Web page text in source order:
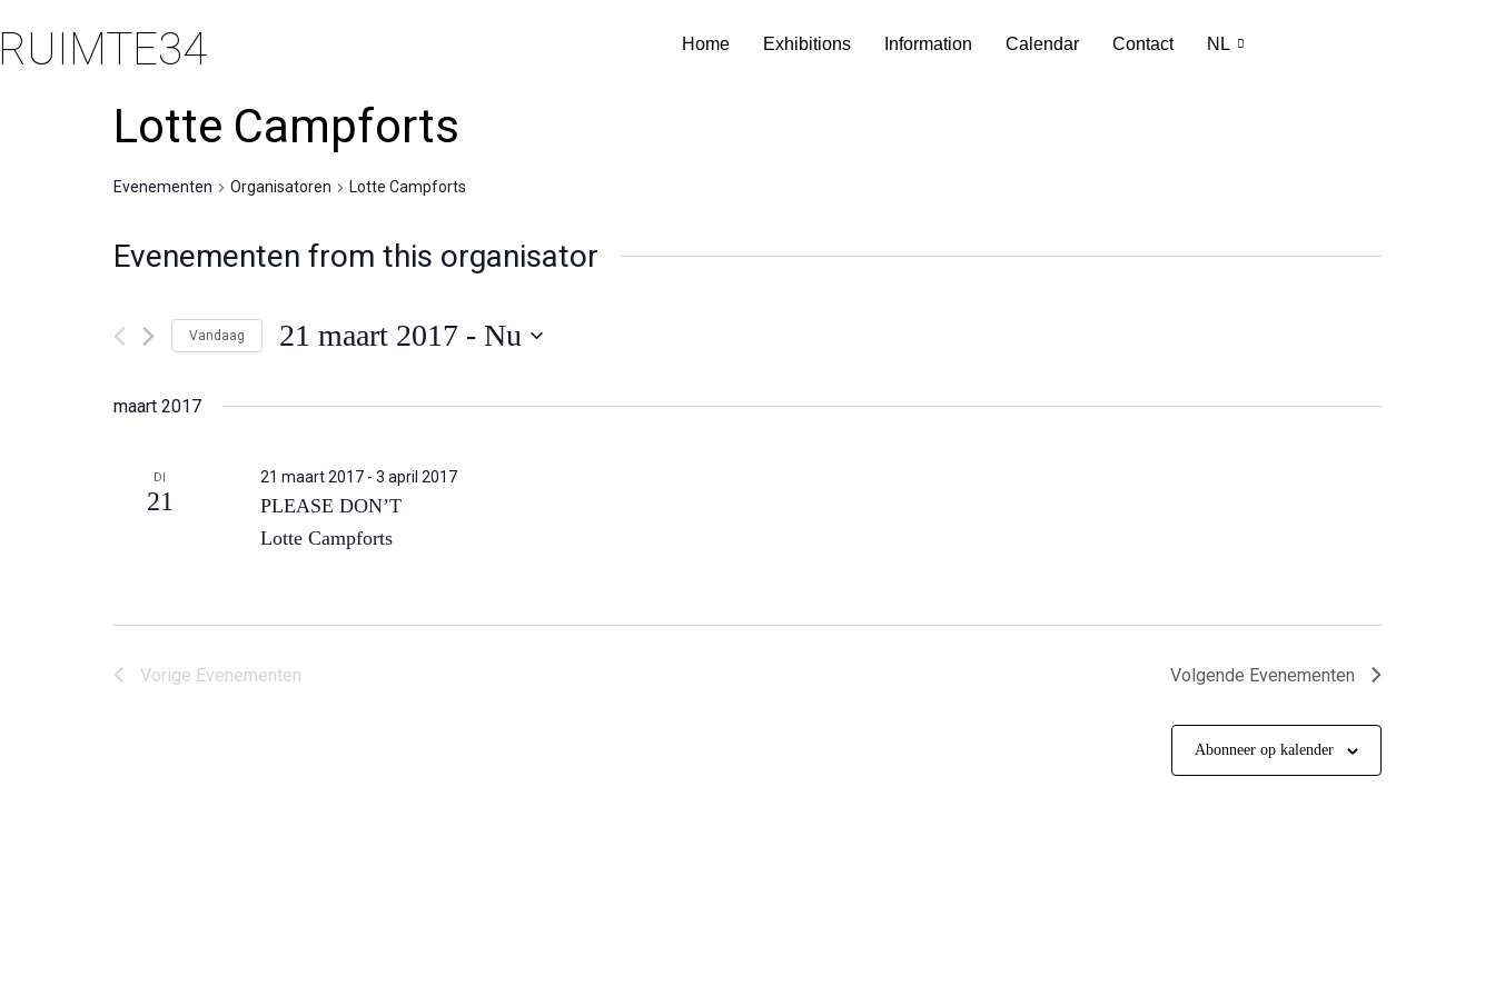
Home Exhibitions Information Calendar Contact NL
Lotte Campforts
Evenementen Organisatoren Lotte Campforts
Evenementen from this organisator
Vandaag 21 maart 2017 - Nu
maart 2017
DI
21
21 maart 2017- 3 april 2017
PLEASE DON’T
Lotte Campforts
Vorige Evenementen Volgende Evenementen
Abonneer op kalender